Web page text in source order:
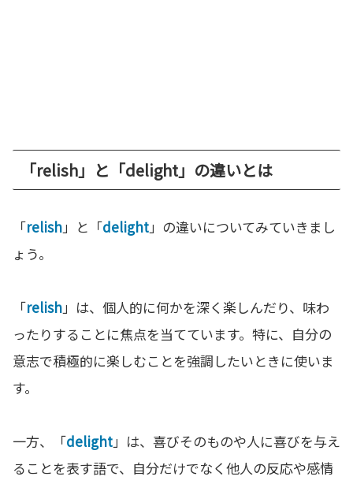
「relish」と「delight」の違いとは
「relish」と「delight」の違いについてみていきまし
ょう。
「relish」は、個人的に何かを深く楽しんだり、味わ
ったりすることに焦点を当てています。特に、自分の
意志で積極的に楽しむことを強調したいときに使いま
す。
一方、「delight」は、喜びそのものや人に喜びを与え
ることを表す語で、自分だけでなく他人の反応や感情